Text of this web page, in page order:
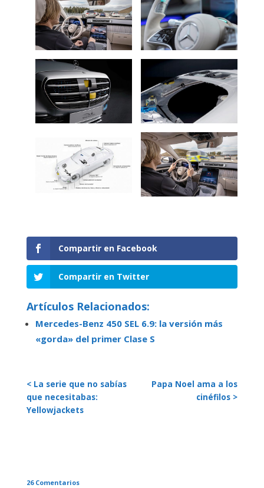
Compartir en Facebook
Compartir en Twitter
Artículos Relacionados:
Mercedes-Benz 450 SEL 6.9: la versión más
«gorda» del primer Clase S
< La serie que no sabías
que necesitabas:
Yellowjackets
Papa Noel ama a los
cinéfilos >
26 Comentarios